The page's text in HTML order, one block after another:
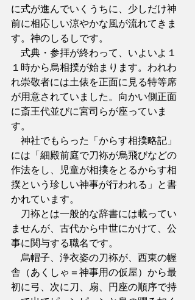
に式が進んでいくうちに、少しだけ神
前に相応しい涼やかな風が流れてきま
す。神のしるしです。
式典・参拝が終わって、いよいよ１
１時から烏相撲が始まります。われわ
れ崇敬者には土俵を正面に見る特等席
が用意されていました。向かい側正面
に斎王代並びに宮司らが座っていま
す。
神社でもらった「からす相撲略記」
には「細殿前庭で刀袮が烏飛びなどの
作法をし、児童が相撲をとるからす相
撲という珍しい神事が行われる」と書
かれています。
刀袮とは一般的な辞書には載ってい
ませんが、古代から中世にかけて、公
事に関与する職名です。
烏帽子、浄衣姿の刀袮が、西東の幄
舎（あくしゃ＝神事用の仮屋）から最
初に弓、次に刀、扇、円座の順序で持